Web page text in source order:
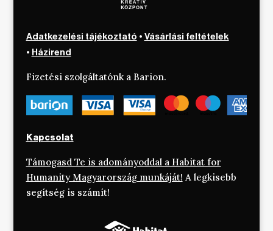
Adatkezelési tájékoztató • Vásárlási feltételek
• Házirend
Fizetési szolgáltatónk a Barion.
Kapcsolat
Támogasd Te is adományoddal a Habitat for
Humanity Magyarország munkáját! A legkisebb
segítség is számít!